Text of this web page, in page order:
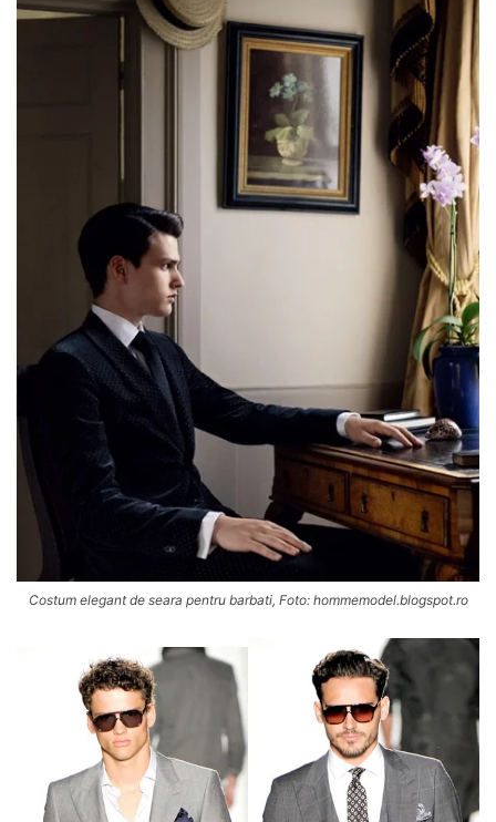
Costum elegant de seara pentru barbati, Foto: hommemodel.blogspot.ro